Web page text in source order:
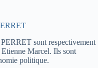
sont respectivement
Marcel. Ils sont
politique.